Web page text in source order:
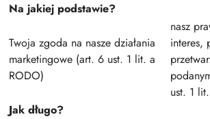
Na jakiej podstawie?
Twoja zgoda na nasze działania
marketingowe (art. 6 ust. 1 lit. a
RODO)
nasz
interes,
ust. 1
Jak długo?